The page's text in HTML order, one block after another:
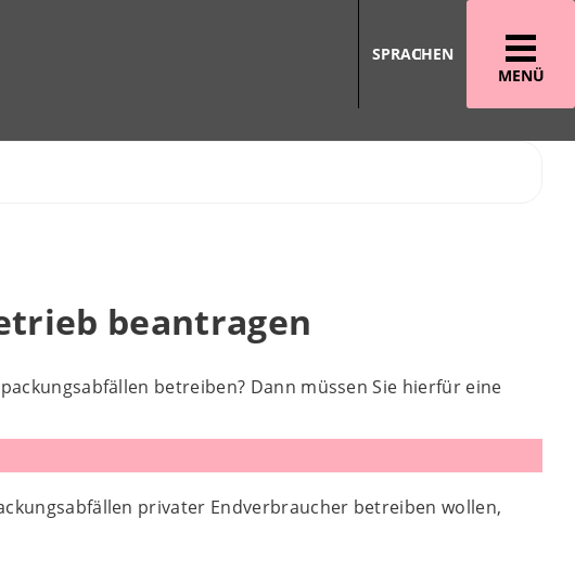
MENÜ
SPRACHEN
beantragen
betreiben? Dann müssen Sie hierfür eine
privater Endverbraucher betreiben wollen,